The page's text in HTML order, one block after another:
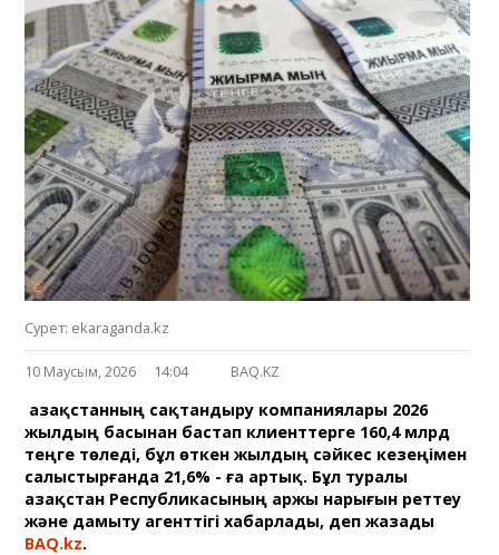
Сурет: ekaraganda.kz
10 Маусым, 2026 14:04 BAQ.KZ
Қазақстанның сақтандыру компаниялары 2026
жылдың басынан бастап клиенттерге 160,4 млрд
теңге төледі, бұл өткен жылдың сәйкес кезеңімен
салыстырғанда 21,6% - ға артық. Бұл туралы
Қазақстан Республикасының Қаржы нарығын реттеу
және дамыту агенттігі хабарлады, деп жазады
BAQ.kz.